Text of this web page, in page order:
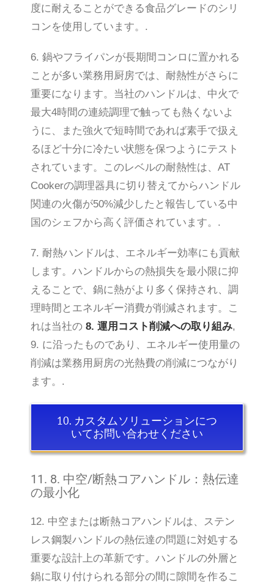
度に耐えることができる食品グレードのシリ
コンを使用しています。.
6. 鍋やフライパンが長期間コンロに置かれる
ことが多い業務用厨房では、耐熱性がさらに
重要になります。当社のハンドルは、中火で
最大4時間の連続調理で触っても熱くないよ
うに、また強火で短時間であれば素手で扱え
るほど十分に冷たい状態を保つようにテスト
されています。このレベルの耐熱性は、AT
Cookerの調理器具に切り替えてからハンドル
関連の火傷が50%減少したと報告している中
国のシェフから高く評価されています。.
7. 耐熱ハンドルは、エネルギー効率にも貢献
します。ハンドルからの熱損失を最小限に抑
えることで、鍋に熱がより多く保持され、調
理時間とエネルギー消費が削減されます。こ
れは当社の 8. 運用コスト削減への取り組み,
9. に沿ったものであり、エネルギー使用量の
削減は業務用厨房の光熱費の削減につながり
ます。.
10. カスタムソリューションにつ
いてお問い合わせください
11. 8. 中空/断熱コアハンドル：熱伝達
の最小化
12. 中空または断熱コアハンドルは、ステン
レス鋼製ハンドルの熱伝達の問題に対処する
重要な設計上の革新です。ハンドルの外層と
鍋に取り付けられる部分の間に隙間を作るこ